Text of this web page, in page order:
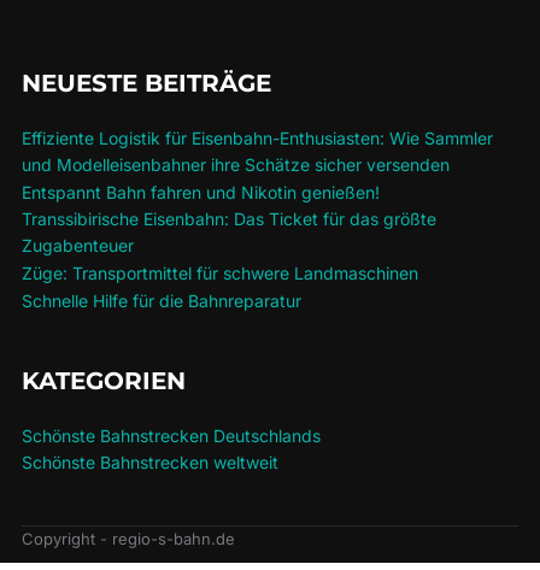
NEUESTE BEITRÄGE
Effiziente Logistik für Eisenbahn-Enthusiasten: Wie Sammler
und Modelleisenbahner ihre Schätze sicher versenden
Entspannt Bahn fahren und Nikotin genießen!
Transsibirische Eisenbahn: Das Ticket für das größte
Zugabenteuer
Züge: Transportmittel für schwere Landmaschinen
Schnelle Hilfe für die Bahnreparatur
KATEGORIEN
Schönste Bahnstrecken Deutschlands
Schönste Bahnstrecken weltweit